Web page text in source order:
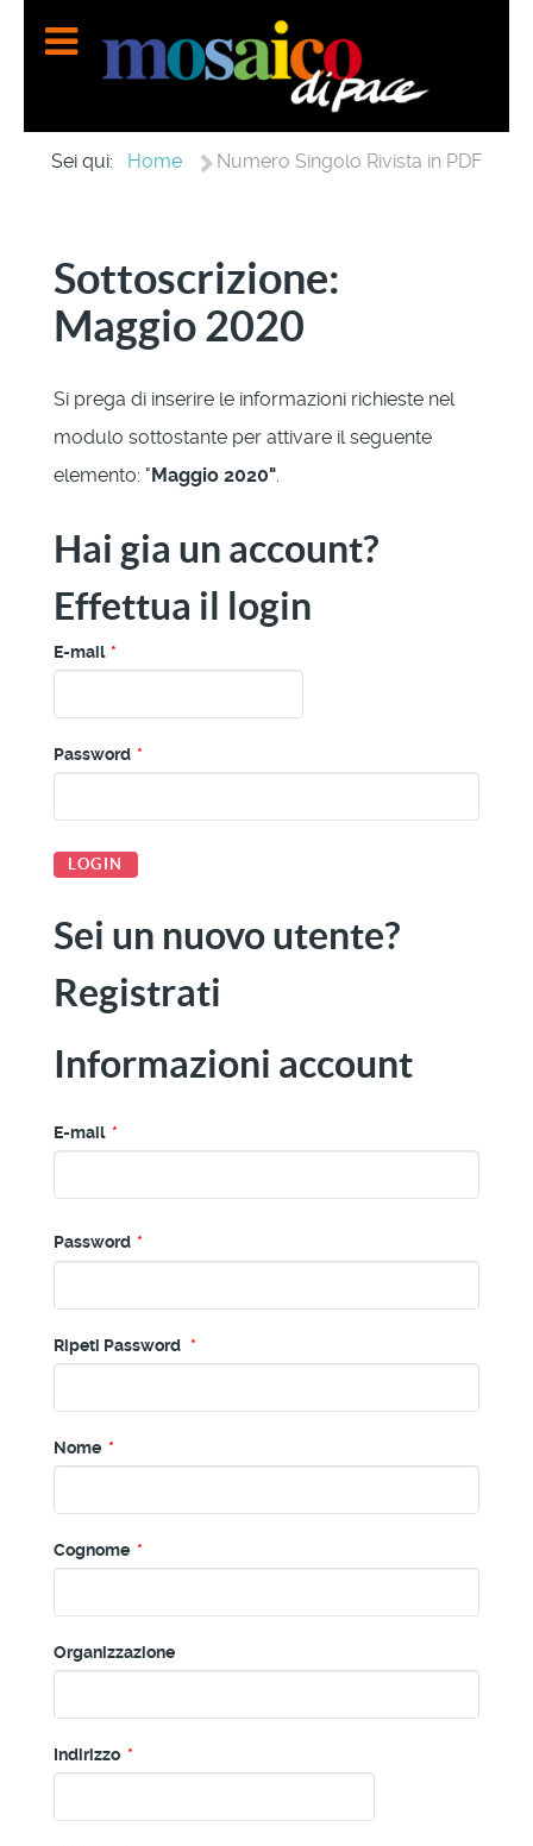
Sei qui: Home Numero Singolo Rivista in PDF
Sottoscrizione:
Maggio 2020
Si prega di inserire le informazioni richieste nel
modulo sottostante per attivare il seguente
elemento: " Maggio 2020".
Hai gia un account?
Effettua il login
E-mail *
Password *
Sei un nuovo utente?
Registrati
Informazioni account
E-mail *
Password *
Ripeti Password *
Nome *
Cognome *
Organizzazione
Indirizzo *